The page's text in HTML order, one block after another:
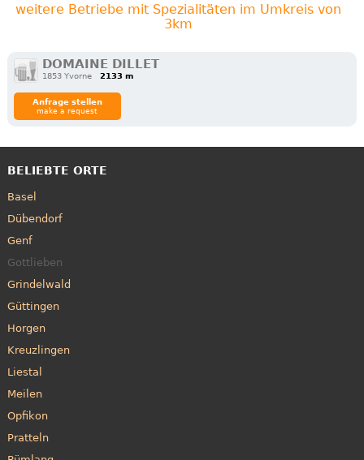
weitere Betriebe mit Spezialitäten im Umkreis von
3km
DOMAINE DILLET
1853 Yvorne 2133 m
Anfrage stellen
make a request
BELIEBTE ORTE
Basel
Dübendorf
Genf
Gottlieben
Grindelwald
Güttingen
Horgen
Kreuzlingen
Liestal
Meilen
Opfikon
Pratteln